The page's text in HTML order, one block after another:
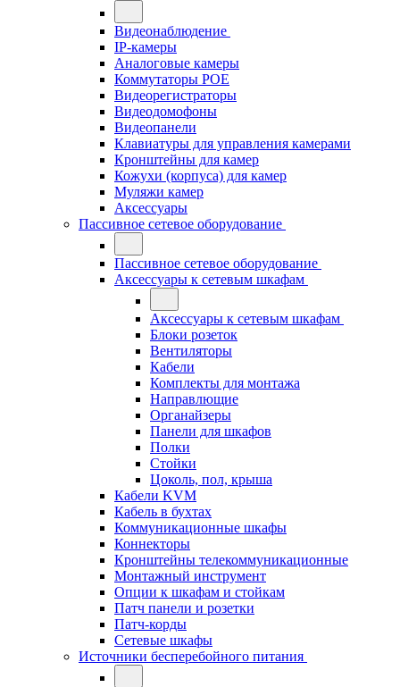
Видеонаблюдение
IP-камеры
Аналоговые камеры
Коммутаторы POE
Видеорегистраторы
Видеодомофоны
Видеопанели
Клавиатуры для управления камерами
Кронштейны для камер
Кожухи (корпуса) для камер
Муляжи камер
Аксессуары
Пассивное сетевое оборудование
Пассивное сетевое оборудование
Аксессуары к сетевым шкафам
Аксессуары к сетевым шкафам
Блоки розеток
Вентиляторы
Кабели
Комплекты для монтажа
Направлющие
Органайзеры
Панели для шкафов
Полки
Стойки
Цоколь, пол, крыша
Кабели KVM
Кабель в бухтах
Коммуникационные шкафы
Коннекторы
Кронштейны телекоммуникационные
Монтажный инструмент
Опции к шкафам и стойкам
Патч панели и розетки
Патч-корды
Сетевые шкафы
Источники бесперебойного питания